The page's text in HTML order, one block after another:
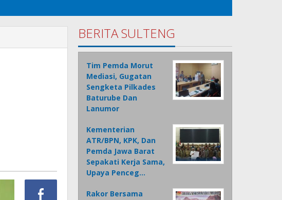
BERITA SULTENG
Tim Pemda Morut
Mediasi, Gugatan
Sengketa Pilkades
Baturube Dan
Lanumor
Kementerian
ATR/BPN, KPK, Dan
Pemda Jawa Barat
Sepakati Kerja Sama,
Upaya Penceg…
Rakor Bersama